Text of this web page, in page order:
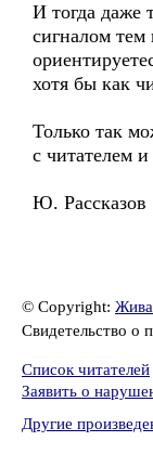
И тогда даже
сигналом
хотя бы как
Только так
с читателем и
Ю. Рассказов
© Copyright:
Свидетельство о
Список читателей
Заявить о
Другие